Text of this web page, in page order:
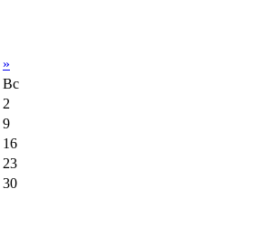
»
Вс
2
9
16
23
30